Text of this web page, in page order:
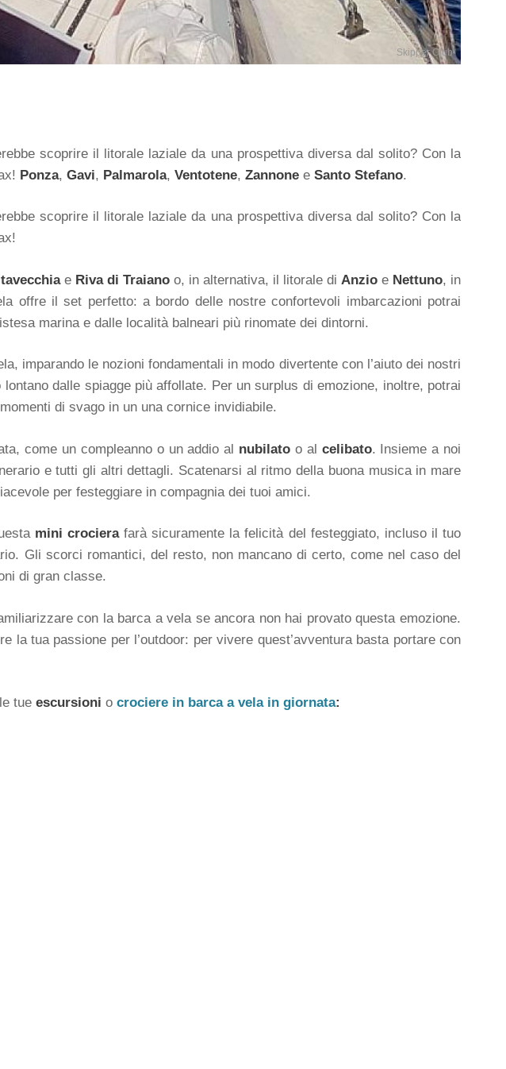
Skipper Club
scoprire il litorale laziale da una prospettiva diversa dal solito? Con la
Ponza, Gavi, Palmarola, Ventotene, Zannone e Santo Stefano.
scoprire il litorale laziale da una prospettiva diversa dal solito? Con la
e Riva di Traianoo, in alternativa, il litorale di Anzio e Nettuno, in
offre il set perfetto: a bordo delle nostre confortevoli imbarcazioni potrai
marina e dalle località balneari più rinomate dei dintorni.
imparando le nozioni fondamentali in modo divertente con l’aiuto dei nostri
dalle spiagge più affollate. Per un surplus di emozione, inoltre, potrai
di svago in un una cornice invidiabile.
come un compleanno o un addio al nubilato o al celibato. Insieme a noi
e tutti gli altri dettagli. Scatenarsi al ritmo della buona musica in mare
per festeggiare in compagnia dei tuoi amici.
mini crocierafarà sicuramente la felicità del festeggiato, incluso il tuo
Gli scorci romantici, del resto, non mancano di certo, come nel caso del
di gran classe.
con la barca a vela se ancora non hai provato questa emozione.
tua passione per l’outdoor: per vivere quest’avventura basta portare con
tue escursioni o crociere in barca a vela in giornata: